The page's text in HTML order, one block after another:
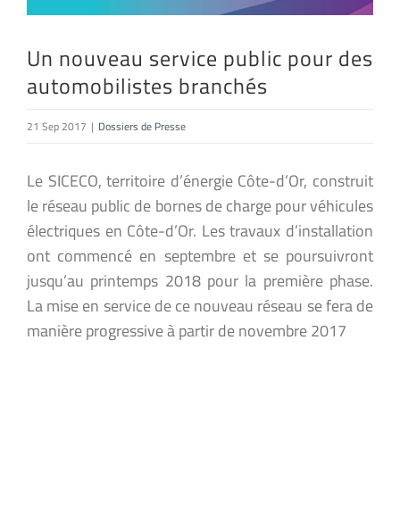
Un nouveau service public pour des
automobilistes branchés
21 Sep 2017 | Dossiers de Presse
Le SICECO, territoire d’énergie Côte-d’Or, construit
le réseau public de bornes de charge pour véhicules
électriques en Côte-d’Or. Les travaux d’installation
ont commencé en septembre et se poursuivront
jusqu’au printemps 2018 pour la première phase.
La mise en service de ce nouveau réseau se fera de
manière progressive à partir de novembre 2017